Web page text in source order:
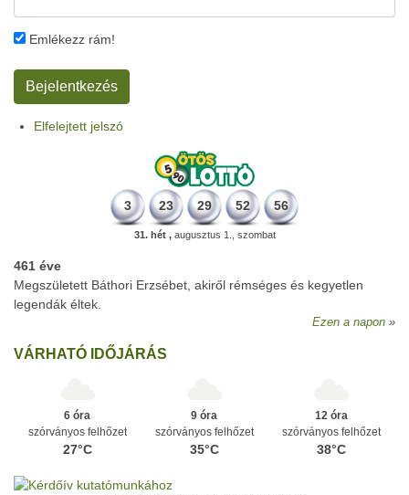
Emlékezz rám!
Elfelejtett jelszó
3 23 29 52 56
31. hét ,augusztus 1., szombat
461 éve
Megszületett Báthori Erzsébet, akiről rémséges és kegyetlen
legendák éltek.
Ezen a napon
VÁRHATÓ IDŐJÁRÁS
6 óra
szórványos felhőzet
27°C
9 óra
szórványos felhőzet
35°C
12 óra
szórványos felhőzet
38°C